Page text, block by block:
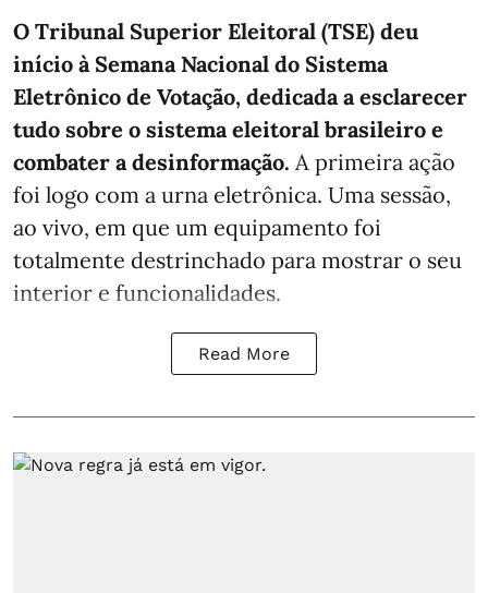
O Tribunal Superior Eleitoral (TSE) deu
início à Semana Nacional do Sistema
Eletrônico de Votação, dedicada a esclarecer
tudo sobre o sistema eleitoral brasileiro e
combater a desinformação. A primeira ação
foi logo com a urna eletrônica. Uma sessão,
ao vivo, em que um equipamento foi
totalmente destrinchado para mostrar o seu
interior e funcionalidades.
Read More